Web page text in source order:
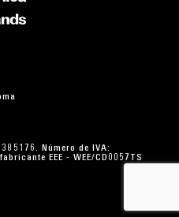
Número de IVA:
EEE - WEE/CD0057TS